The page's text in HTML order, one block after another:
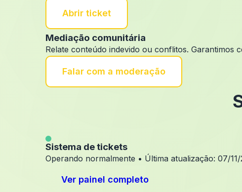
Abrir ticket
Mediação comunitária
Relate conteúdo indevido ou conflitos. Garantimos
Falar com a moderação
Sistema de tickets
Operando normalmente • Última atualização: 07/
Ver painel completo